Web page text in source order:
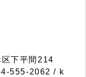
下平間214
555-2062 / k